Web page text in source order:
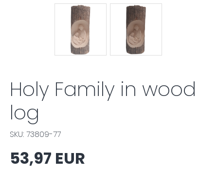
Holy Family in wood
log
SKU: 73809-77
53,97 EUR